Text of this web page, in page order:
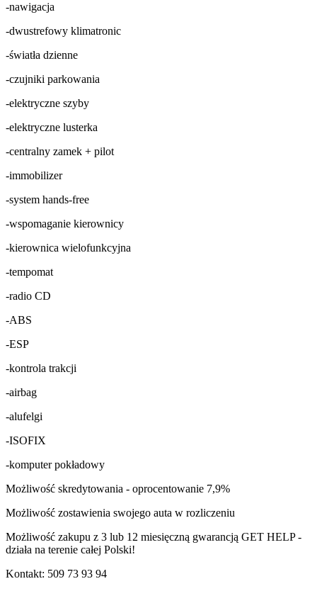
-nawigacja
-dwustrefowy klimatronic
-światła dzienne
-czujniki parkowania
-elektryczne szyby
-elektryczne lusterka
-centralny zamek + pilot
-immobilizer
-system hands-free
-wspomaganie kierownicy
-kierownica wielofunkcyjna
-tempomat
-radio CD
-ABS
-ESP
-kontrola trakcji
-airbag
-alufelgi
-ISOFIX
-komputer pokładowy
Możliwość skredytowania - oprocentowanie 7,9%
Możliwość zostawienia swojego auta w rozliczeniu
Możliwość zakupu z 3 lub 12 miesięczną gwarancją GET HELP -
działa na terenie całej Polski!
Kontakt: 509 73 93 94